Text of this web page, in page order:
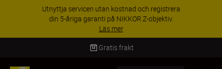
Utnyttja servicen utan kostnad och registrera
din 5-åriga garanti på NIKKOR Z-objektiv.
Läs mer
Gratis frakt